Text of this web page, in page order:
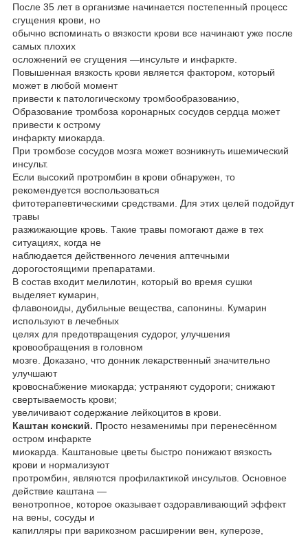
После 35 лет в организме начинается постепенный процесс
сгущения крови, но
обычно вспоминать о вязкости крови все начинают уже после
самых плохих
осложнений ее сгущения —инсульте и инфаркте.
Повышенная вязкость крови является фактором, который
может в любой момент
привести к патологическому тромбообразованию,
Образование тромбоза коронарных сосудов сердца может
привести к острому
инфаркту миокарда.
При тромбозе сосудов мозга может возникнуть ишемический
инсульт.
Если высокий протромбин в крови обнаружен, то
рекомендуется воспользоваться
фитотерапевтическими средствами. Для этих целей подойдут
травы
разжижающие кровь. Такие травы помогают даже в тех
ситуациях, когда не
наблюдается действенного лечения аптечными
дорогостоящими препаратами.
В состав входит мелилотин, который во время сушки
выделяет кумарин,
флавоноиды, дубильные вещества, сапонины. Кумарин
используют в лечебных
целях для предотвращения судорог, улучшения
кровообращения в головном
мозге. Доказано, что донник лекарственный значительно
улучшают
кровоснабжение миокарда; устраняют судороги; снижают
свертываемость крови;
увеличивают содержание лейкоцитов в крови.
Каштан конский. Просто незаменимы при перенесённом
остром инфаркте
миокарда. Каштановые цветы быстро понижают вязкость
крови и нормализуют
протромбин, являются профилактикой инсультов. Основное
действие каштана —
венотропное, которое оказывает оздоравливающий эффект
на вены, сосуды и
капилляры при варикозном расширении вен, куперозе,